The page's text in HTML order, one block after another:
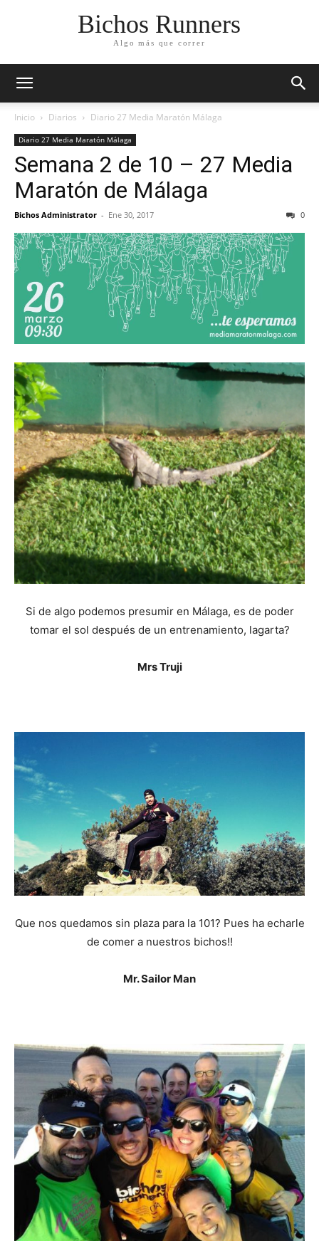
Bichos Runners
Algo más que correr
Inicio Diarios Diario 27 Media Maratón Málaga
Diario 27 Media Maratón Málaga
Semana 2 de 10 – 27 Media
Maratón de Málaga
Bichos Administrator - Ene 30, 2017 0
Si de algo podemos presumir en Málaga, es de poder
tomar el sol después de un entrenamiento, lagarta?
Mrs Truji
Que nos quedamos sin plaza para la 101? Pues ha echarle
de comer a nuestros bichos!!
Mr. Sailor Man